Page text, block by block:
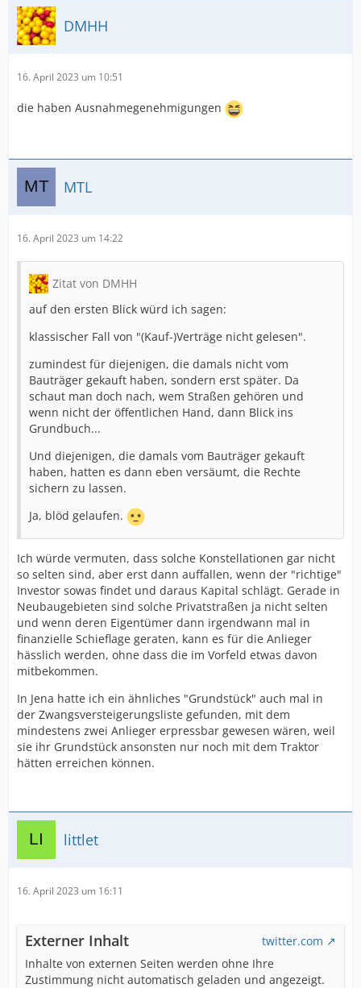
DMHH
16. April 2023 um 10:51
die haben Ausnahmegenehmigungen
MTL
16. April 2023 um 14:22
Zitat von DMHH
auf den ersten Blick würd ich sagen:
klassischer Fall von "(Kauf-)Verträge nicht gelesen".
zumindest für diejenigen, die damals nicht vom
Bauträger gekauft haben, sondern erst später. Da
schaut man doch nach, wem Straßen gehören und
wenn nicht der öffentlichen Hand, dann Blick ins
Grundbuch...
Und diejenigen, die damals vom Bauträger gekauft
haben, hatten es dann eben versäumt, die Rechte
sichern zu lassen.
Ja, blöd gelaufen.
Ich würde vermuten, dass solche Konstellationen gar nicht
so selten sind, aber erst dann auffallen, wenn der "richtige"
Investor sowas findet und daraus Kapital schlägt. Gerade in
Neubaugebieten sind solche Privatstraßen ja nicht selten
und wenn deren Eigentümer dann irgendwann mal in
finanzielle Schieflage geraten, kann es für die Anlieger
hässlich werden, ohne dass die im Vorfeld etwas davon
mitbekommen.
In Jena hatte ich ein ähnliches "Grundstück" auch mal in
der Zwangsversteigerungsliste gefunden, mit dem
mindestens zwei Anlieger erpressbar gewesen wären, weil
sie ihr Grundstück ansonsten nur noch mit dem Traktor
hätten erreichen können.
littlet
16. April 2023 um 16:11
Externer Inhalt
twitter.com
Inhalte von externen Seiten werden ohne Ihre
Zustimmung nicht automatisch geladen und angezeigt.